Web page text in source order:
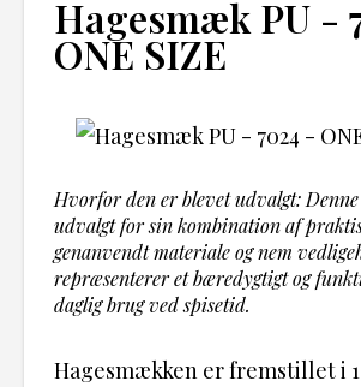
Hagesmæk PU -
ONE SIZE
Hvorfor den er blevet udvalgt:
udvalgt for sin kombination af
genanvendt materiale og nem
repræsenterer et bæredygtigt og
daglig brug ved spisetid.
Hagesmækken er fremstillet i